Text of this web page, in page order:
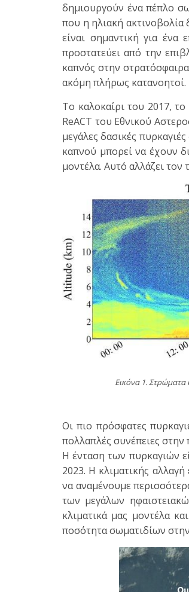
δημιουργούν ένα πέπλο
που η ηλιακή ακτινοβολία
είναι σημαντική για
προστατεύει από την
καπνός στην
ακόμη πλήρως κατανοητοί.
Το καλοκαίρι του 2017,
ReACT του Εθνικού
μεγάλες δασικές
καπνού μπορεί να έχουν
μοντέλα. Αυτό αλλάζει
Εικόνα 1.
Οι πιο πρόσφατες
πολλαπλές συνέπειες στην
Η ένταση των πυρκαγιών
2023. Η κλιματικής
να αναμένουμε
των μεγάλων
κλιματικά μας μοντέλα
ποσότητα σωματιδίων